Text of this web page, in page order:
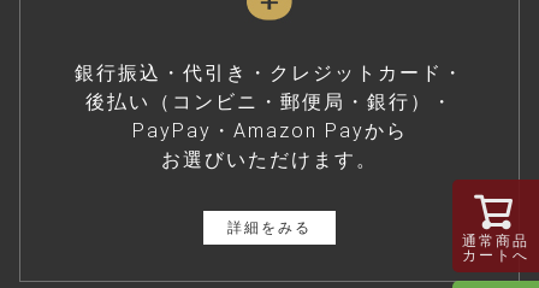
通常商品
カートへ
銀行振込・代引き・クレジットカード・
後払い（コンビニ・郵便局・銀行）・
PayPay・Amazon Payから
お選びいただけます。
詳細をみる